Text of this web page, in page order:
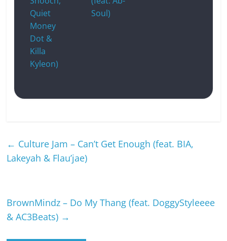
Quiet
Money
Dot &
Killa
Kyleon)
Soul)
← Culture Jam – Can’t Get Enough (feat. BIA,
Lakeyah & Flau’jae)
BrownMindz – Do My Thang (feat. DoggyStyleeee
& AC3Beats) →